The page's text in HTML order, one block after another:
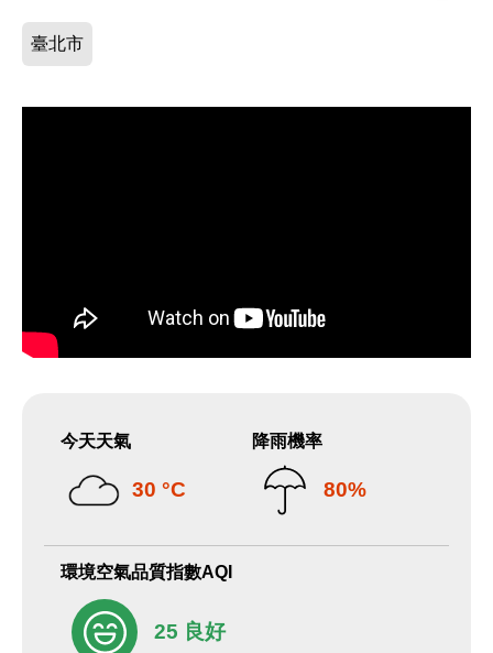
臺北市
今天天氣
30 °C
降雨機率
80%
環境空氣品質指數AQI
25 良好